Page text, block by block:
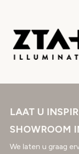
LAAT U
SHOWROOM
We laten u graag